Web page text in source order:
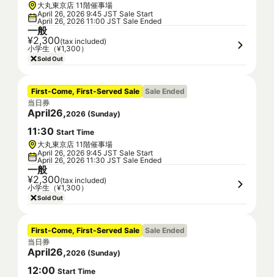
大丸東京店 11階催事場
April 26, 2026 9:45 JST Sale Start
April 26, 2026 11:00 JST Sale Ended
一般
¥2,300(tax included)
小学生（¥1,300）
Sold Out
First-Come, First-Served Sale Sale Ended
当日券
April26,2026 (Sunday)
11:30 Start Time
大丸東京店 11階催事場
April 26, 2026 9:45 JST Sale Start
April 26, 2026 11:30 JST Sale Ended
一般
¥2,300(tax included)
小学生（¥1,300）
Sold Out
First-Come, First-Served Sale Sale Ended
当日券
April26,2026 (Sunday)
12:00 Start Time